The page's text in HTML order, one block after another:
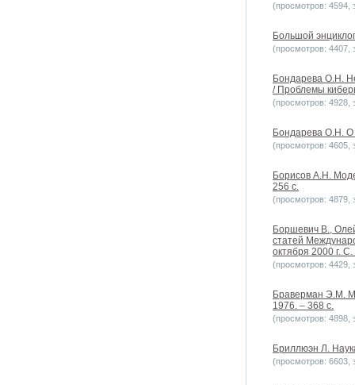
(просмотров: 4594,
Большой
(просмотров: 4407,
Бондарева О.Н.
/ Проблемы
(просмотров: 4928,
Бондарева О.Н. О
(просмотров: 4605,
Борисов А.Н.
256 с.
(просмотров: 4879,
Боршевич В.,
статей
октября 2000 г.
(просмотров: 4429,
Браверман Э.М.
1976. – 368 с.
(просмотров: 4898,
Бриллюэн Л.
(просмотров: 6603,